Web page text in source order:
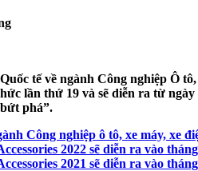
tế về ngành Công nghiệp Ô
lần thứ 19 và sẽ diễn ra từ
phá”.
Công nghiệp ô tô, xe máy, xe
2022 sẽ diễn ra vào
2021 sẽ diễn ra vào